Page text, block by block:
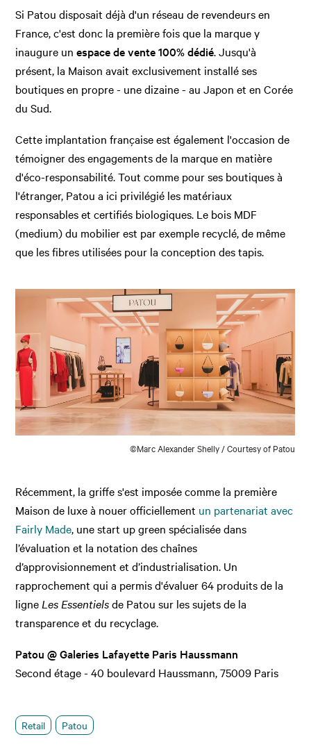
Si Patou disposait déjà d'un réseau de revendeurs en
France, c'est donc la première fois que la marque y
inaugure unespace de vente 100% dédié. Jusqu'à
présent, la Maison avait exclusivement installé ses
boutiques en propre - une dizaine - au Japon et en Corée
du Sud.
Cette implantation française est également l'occasion de
témoigner des engagements de la marque en matière
d'éco-responsabilité. Tout comme pour ses boutiques à
l'étranger, Patou a ici privilégié les matériaux
responsables et certifiés biologiques. Le bois MDF
(medium) du mobilier est par exemple recyclé, de même
que les fibres utilisées pour la conception des tapis.
©Marc Alexander Shelly / Courtesy of Patou
Récemment, la griffe s'est imposée comme la première
Maison de luxe à nouer officiellement un partenariat avec
Fairly Made, une start up green spécialisée dans
l’évaluation et la notation des chaînes
d’approvisionnement et d’industrialisation. Un
rapprochement qui a permis d'évaluer 64 produits de la
ligne Les Essentielsde Patou sur les sujets de la
transparence et du recyclage.
Patou @ Galeries Lafayette Paris Haussmann
Second étage - 40 boulevard Haussmann, 75009 Paris
Retail Patou